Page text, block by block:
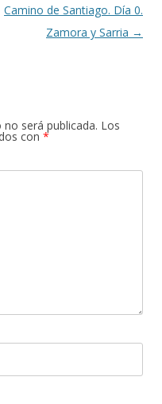
Camino de Santiago. Día 0.
Zamora y Sarria →
será publicada. Los
con *